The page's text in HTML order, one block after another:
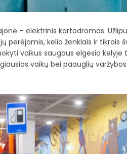
– elektrinis kartodromas.
kelio ženklais ir tikrais
vaikus saugaus elgesio
vaikų bei paauglių